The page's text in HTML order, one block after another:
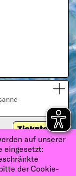
Tickets
auf unserer
eingesetzt:
der Cookie-